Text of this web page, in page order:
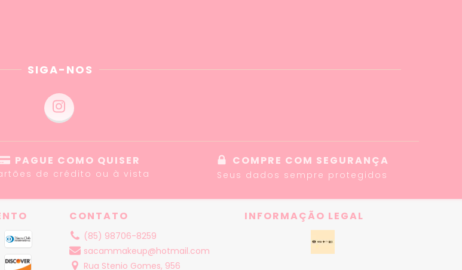
SIGA-NOS
PAGUE COMO QUISER
de crédito ou à vista
COMPRE COM SEGURANÇA
Seus dados sempre protegidos
CONTATO
(85) 98706-8259
sacammakeup@hotmail.com
Rua Stenio Gomes, 956
INFORMAÇÃO LEGAL